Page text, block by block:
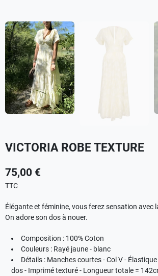
VICTORIA ROBE TEXTURE
75,00 €
TTC
Élégante et féminine, vous ferez sensation avec
On adore son dos à nouer.
Composition : 100% Coton
Couleurs : Rayé jaune - blanc
Détails : Manches courtes - Col V -
dos - Imprimé texturé - Longueur totale =